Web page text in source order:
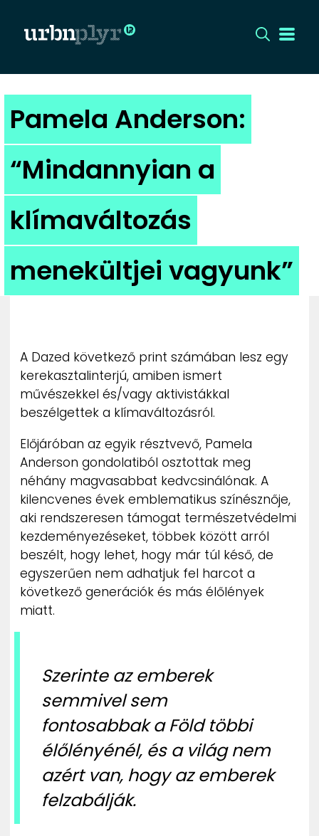
CÍMLAP
DIZÁJN
DIVAT
HIP
KULT
UTCA
MÉDIAAJÁNLAT
IMPRESSZUM
PR-ARCHÍVUM
ADATKEZELÉSI TÁJÉKOZTATÓ
Pamela Anderson:
“Mindannyian a
klímaváltozás
menekültjei vagyunk”
A Dazed következő print számában lesz egy
kerekasztalinterjú, amiben ismert
művészekkel és/vagy aktivistákkal
beszélgettek a klímaváltozásról.
Előjáróban az egyik résztvevő, Pamela
Anderson gondolatiból osztottak meg
néhány magvasabbat kedvcsinálónak. A
kilencvenes évek emblematikus színésznője,
aki rendszeresen támogat természetvédelmi
kezdeményezéseket, többek között arról
beszélt, hogy lehet, hogy már túl késő, de
egyszerűen nem adhatjuk fel harcot a
következő generációk és más élőlények
miatt.
Szerinte az emberek
semmivel sem
fontosabbak a Föld többi
élőlényénél, és a világ nem
azért van, hogy az emberek
felzabálják.